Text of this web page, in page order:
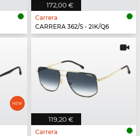
172,00 €
Carrera
CARRERA 362/S - 2IK/Q6
119,20 €
Carrera